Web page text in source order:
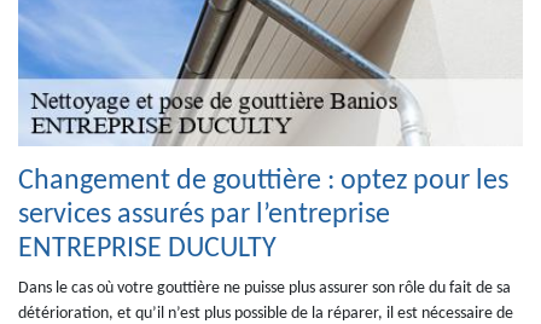
Changement de gouttière : optez pour les
services assurés par l’entreprise
ENTREPRISE DUCULTY
Dans le cas où votre gouttière ne puisse plus assurer son rôle du fait de sa
détérioration, et qu’il n’est plus possible de la réparer, il est nécessaire de